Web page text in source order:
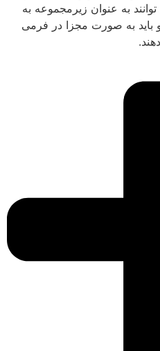
توانند به عنوان زیرمجموعه به
و باید به صورت مجزا در فرمی